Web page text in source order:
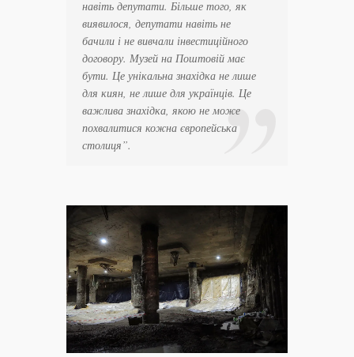
навіть депутати. Більше того, як
виявилося, депутати навіть не
бачили і не вивчали інвестиційного
договору. Музей на Поштовій має
бути. Це унікальна знахідка не лише
для киян, не лише для українців. Це
важлива знахідка, якою не може
похвалитися кожна європейська
столиця”.